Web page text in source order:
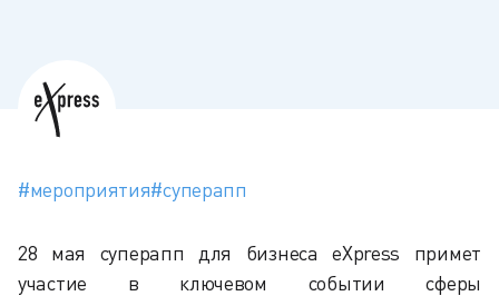
#мероприятия#суперапп
28 мая суперапп для бизнеса eXpress примет
участие в ключевом событии сферы